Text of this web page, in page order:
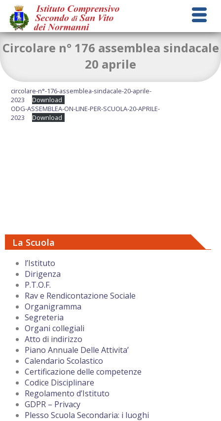
La Scuola
l’Istituto
Dirigenza
P.T.O.F.
Rav e Rendicontazione Sociale
Organigramma
Segreteria
Organi collegiali
Atto di indirizzo
Piano Annuale Delle Attivita’
Calendario Scolastico
Certificazione delle competenze
Codice Disciplinare
Regolamento d’Istituto
GDPR – Privacy
Plesso Scuola Secondaria: i luoghi
Circolare n° 176 assemblea sindacale
20 aprile
circolare-n°-176-assemblea-sindacale-20-aprile-
2023
Download
ODG-ASSEMBLEA-ON-LINE-PER-SCUOLA-20-APRILE-
2023
Download